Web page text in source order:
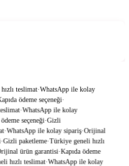
teslimat·WhatsApp ile kolay
ödeme seçeneği·
·WhatsApp ile kolay
seçeneği·Gizli
·WhatsApp ile kolay sipariş·Orijinal
Gizli paketleme·Türkiye geneli hızlı
ürün garantisi·Kapıda ödeme
hızlı teslimat·WhatsApp ile kolay